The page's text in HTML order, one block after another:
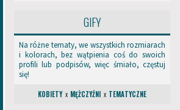
o
s
z
GIFY
Na różne tematy, we wszystkich rozmiarach
i kolorach, bez wątpienia coś do swoich
profili lub podpisów, więc śmiało, częstuj
się!
KOBIETY x MĘŻCZYŹNI x TEMATYCZNE